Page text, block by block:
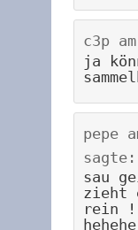
c3p
ja
pepe
sagte:
sau
zieht
rein !
hehehe